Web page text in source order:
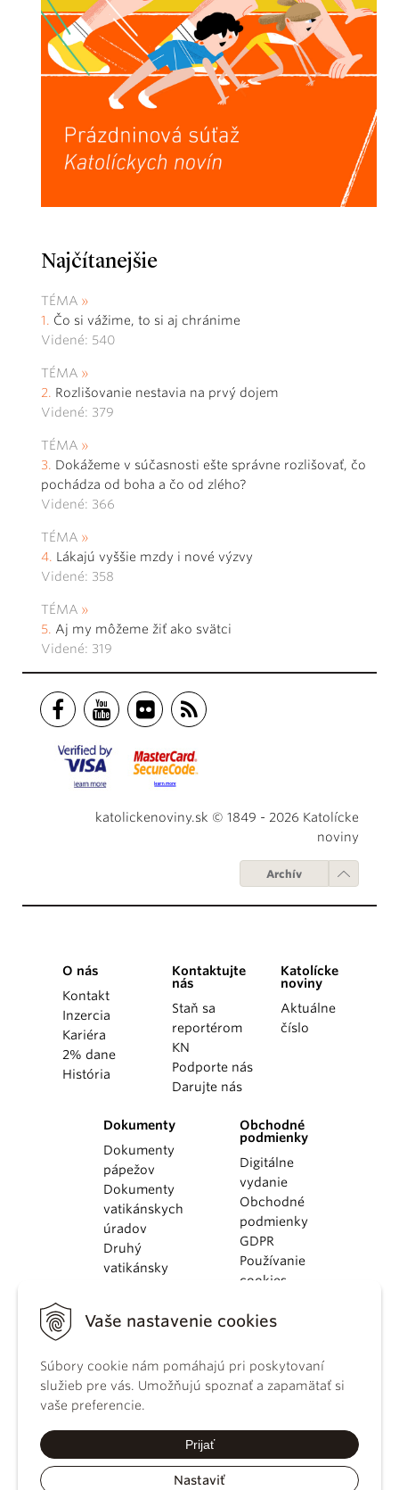
Vaše nastavenie cookies
Súbory cookie nám pomáhajú pri poskytovaní
služieb pre vás. Umožňujú spoznať a zapamätať si
vaše preferencie.
Prijať
Nastaviť
Najčítanejšie
TÉMA
Čo si vážime, to si aj chránime
Videné: 540
TÉMA
Rozlišovanie nestavia na prvý dojem
Videné: 379
TÉMA
Dokážeme v súčasnosti ešte správne rozlišovať, čo
pochádza od boha a čo od zlého?
Videné: 366
TÉMA
Lákajú vyššie mzdy i nové výzvy
Videné: 358
TÉMA
Aj my môžeme žiť ako svätci
Videné: 319
katolickenoviny.sk © 1849 - 2026 Katolícke
noviny
Archív
O nás
Kontakt
Inzercia
Kariéra
2% dane
História
Kontaktujte
nás
Staň sa
reportérom
KN
Podporte nás
Darujte nás
Katolícke
noviny
Aktuálne
číslo
Dokumenty
Dokumenty
pápežov
Dokumenty
vatikánskych
úradov
Druhý
vatikánsky
KBS
kánonického
práva
Katechizmus
Obchodné
podmienky
Digitálne
vydanie
Obchodné
podmienky
GDPR
Používanie
cookies